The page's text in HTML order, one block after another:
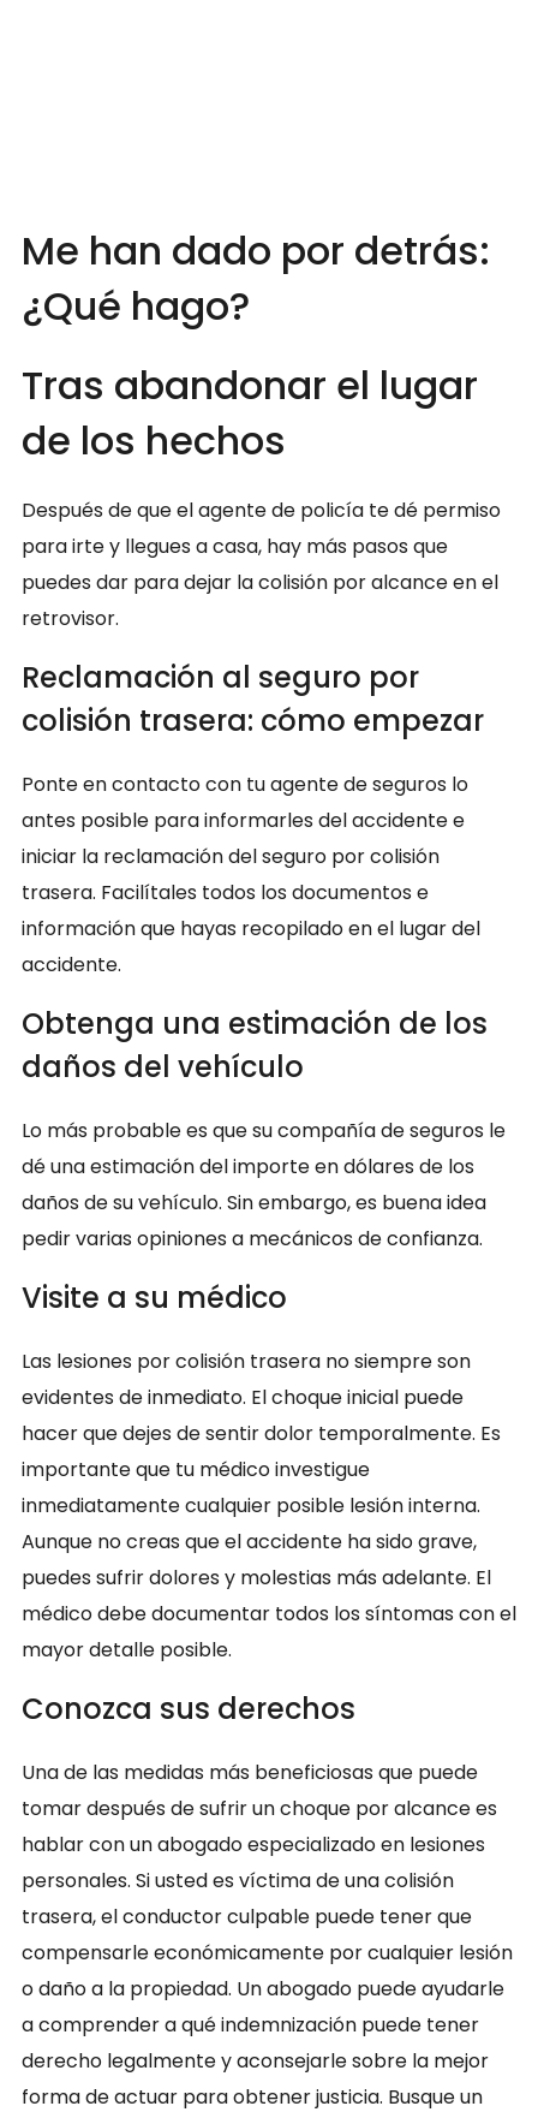
Me han dado por detrás:
¿Qué hago?
Tras abandonar el lugar
de los hechos
Después de que el agente de policía te dé permiso
para irte y llegues a casa, hay más pasos que
puedes dar para dejar la colisión por alcance en el
retrovisor.
Reclamación al seguro por
colisión trasera: cómo empezar
Ponte en contacto con tu agente de seguros lo
antes posible para informarles del accidente e
iniciar la reclamación del seguro por colisión
trasera. Facilítales todos los documentos e
información que hayas recopilado en el lugar del
accidente.
Obtenga una estimación de los
daños del vehículo
Lo más probable es que su compañía de seguros le
dé una estimación del importe en dólares de los
daños de su vehículo. Sin embargo, es buena idea
pedir varias opiniones a mecánicos de confianza.
Visite a su médico
Las lesiones por colisión trasera no siempre son
evidentes de inmediato. El choque inicial puede
hacer que dejes de sentir dolor temporalmente. Es
importante que tu médico investigue
inmediatamente cualquier posible lesión interna.
Aunque no creas que el accidente ha sido grave,
puedes sufrir dolores y molestias más adelante. El
médico debe documentar todos los síntomas con el
mayor detalle posible.
Conozca sus derechos
Una de las medidas más beneficiosas que puede
tomar después de sufrir un choque por alcance es
hablar con un abogado especializado en lesiones
personales. Si usted es víctima de una colisión
trasera, el conductor culpable puede tener que
compensarle económicamente por cualquier lesión
o daño a la propiedad. Un abogado puede ayudarle
a comprender a qué indemnización puede tener
derecho legalmente y aconsejarle sobre la mejor
forma de actuar para obtener justicia. Busque un